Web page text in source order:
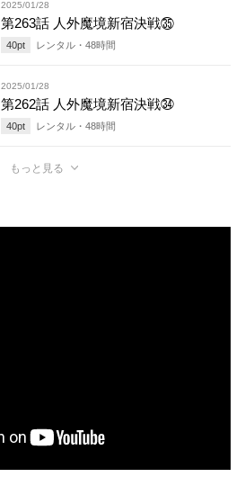
2025/01/28
第263話 人外魔境新宿決戦㉟
40pt レンタル・ 48時間
2025/01/28
第262話 人外魔境新宿決戦㉞
40pt レンタル・ 48時間
もっと見る